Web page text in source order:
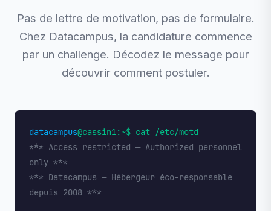
Pas de lettre de motivation, pas de formulaire.
Chez Datacampus, la candidature commence
par un challenge. Décodez le message pour
découvrir comment postuler.
datacampus@cassin1:~$ cat /etc/motd
*** Access restricted — Authorized personnel
only ***
*** Datacampus — Hébergeur éco-responsable
depuis 2008 ***